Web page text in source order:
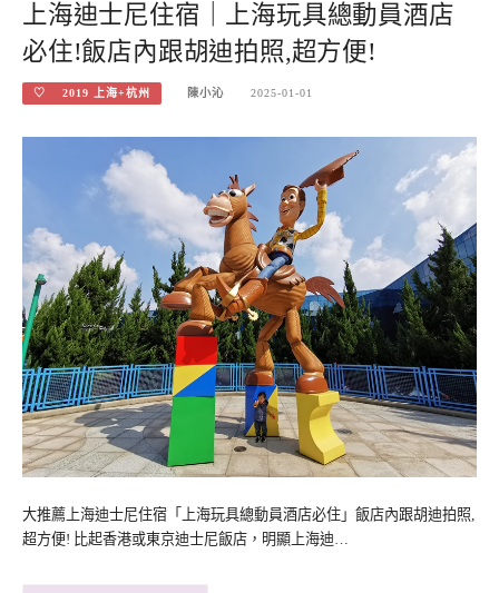
上海迪士尼住宿｜上海玩具總動員酒店
必住!飯店內跟胡迪拍照,超方便!
♡ 2019 上海+杭州 陳小沁 2025-01-01
大推薦上海迪士尼住宿「上海玩具總動員酒店必住」飯店內跟胡迪拍照,
超方便! 比起香港或東京迪士尼飯店，明顯上海迪…